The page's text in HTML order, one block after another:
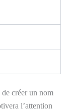
de créer un nom
l’attention